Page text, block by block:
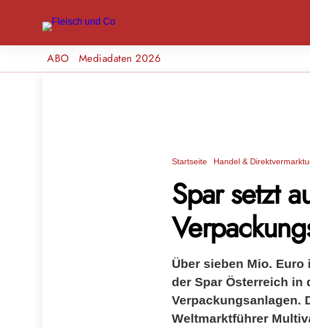
ABO Mediadaten 2026
Startseite Handel &
Spar setzt
Über sieben Mio.
der Spar Österreich in
Verpackungsanlagen.
Weltmarktführer